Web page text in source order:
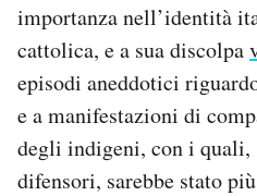
importanza nell’identità
cattolica, e a sua discolpa
episodi aneddotici
e a manifestazioni di
degli indigeni, con i quali,
difensori, sarebbe stato